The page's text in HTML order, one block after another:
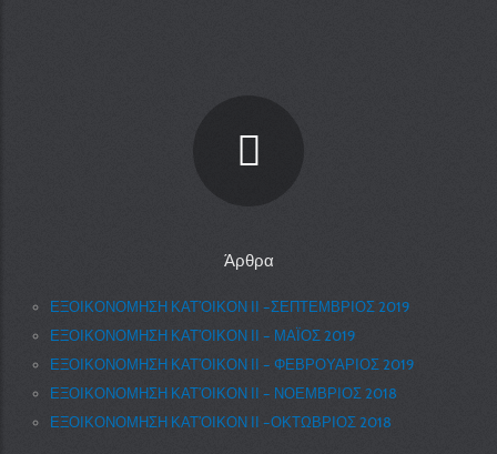
Άρθρα
ΕΞΟΙΚΟΝΟΜΗΣΗ ΚΑΤ’ΟΙΚΟΝ ΙΙ –ΣΕΠΤΕΜΒΡΙΟΣ 2019
ΕΞΟΙΚΟΝΟΜΗΣΗ ΚΑΤ’ΟΙΚΟΝ ΙΙ – ΜΑΪΟΣ 2019
ΕΞΟΙΚΟΝΟΜΗΣΗ ΚΑΤ’ΟΙΚΟΝ ΙΙ – ΦΕΒΡΟΥΑΡΙΟΣ 2019
ΕΞΟΙΚΟΝΟΜΗΣΗ ΚΑΤ’ΟΙΚΟΝ ΙΙ – ΝΟΕΜΒΡΙΟΣ 2018
ΕΞΟΙΚΟΝΟΜΗΣΗ ΚΑΤ’ΟΙΚΟΝ ΙΙ –ΟΚΤΩΒΡΙΟΣ 2018